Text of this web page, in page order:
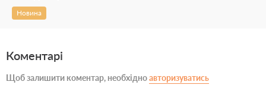
Новина
Коментарі
Щоб залишити коментар, необхідноавторизуватись